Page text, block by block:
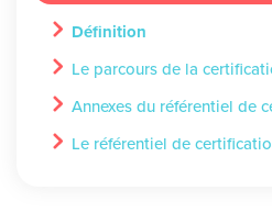
Définition
Le parcours de la
Annexes du référentiel de
Le référentiel de